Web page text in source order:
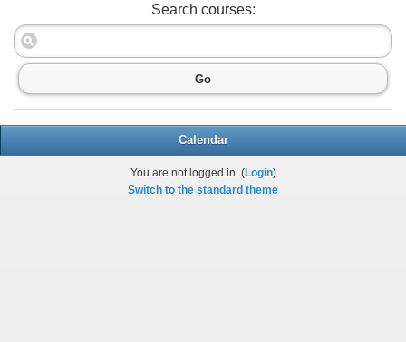
Search courses:
Go
Calendar
You are not logged in. (Login)
Switch to the standard theme